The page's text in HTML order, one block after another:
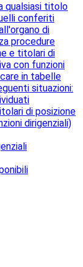
qualsiasi titolo
conferiti
di
procedure
e titolari di
con funzioni
in tabelle
situazioni:
di posizione
dirigenziali)